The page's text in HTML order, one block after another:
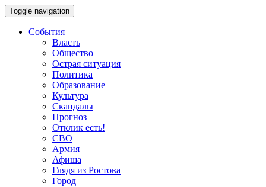
Toggle navigation
События
Власть
Общество
Острая ситуация
Политика
Образование
Культура
Скандалы
Прогноз
Отклик есть!
СВО
Армия
Афиша
Глядя из Ростова
Город